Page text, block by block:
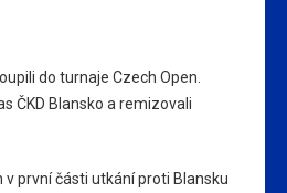
do turnaje Czech Open.
ČKD Blansko a remizovali
první části utkání proti Blansku